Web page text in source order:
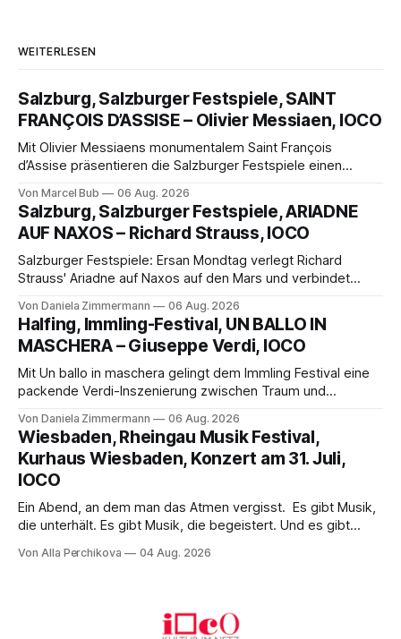
WEITERLESEN
Salzburg, Salzburger Festspiele, SAINT
FRANÇOIS D’ASSISE – Olivier Messiaen, IOCO
Mit Olivier Messiaens monumentalem Saint François
d’Assise präsentieren die Salzburger Festspiele einen
eine bildgewaltige Inszenierung, Maxime Pascal entfaltet
die komplexe Partitur eindrucksvoll, Philippe Sly berührt als
Franziskus.
Von Marcel Bub 06 Aug. 2026
Salzburg, Salzburger Festspiele, ARIADNE
AUF NAXOS – Richard Strauss, IOCO
Salzburger Festspiele: Ersan Mondtag verlegt Richard
Strauss' Ariadne auf Naxos auf den Mars und verbindet
Aufführung mit starken Solisten und den Wiener
Philharmonikern, szenisch bleibt der zweite Akt jedoch
hinter den Erwartungen zurück.
Von Daniela Zimmermann 06 Aug. 2026
Halfing, Immling-Festival, UN BALLO IN
MASCHERA – Giuseppe Verdi, IOCO
Mit Un ballo in maschera gelingt dem Immling Festival eine
packende Verdi-Inszenierung zwischen Traum und
psychologische Tiefe mit starken Bildern, getragen von
einem spielfreudigen Ensemble und einer musikalisch
überzeugenden Gesamtleistung.
Von Daniela Zimmermann 06 Aug. 2026
Wiesbaden, Rheingau Musik Festival,
Kurhaus Wiesbaden, Konzert am 31. Juli,
IOCO
Ein Abend, an dem man das Atmen vergisst. Es gibt Musik,
die unterhält. Es gibt Musik, die begeistert. Und es gibt
Genau so war der Abend im Kurhaus Wiesbaden, an dem
Von Alla Perchikova 04 Aug. 2026